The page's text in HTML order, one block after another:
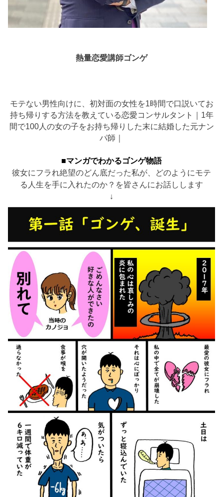
熱量恋愛講師ゴンゲ
モテない男性向けに、初対面の女性を1時間で口説いてお
持ち帰りする方法を教えている恋愛コンサルタント｜1年
間で100人の女の子をお持ち帰りした末に結婚した元ナン
パ師｜
■マンガでわかるゴンゲ物語
彼女にフラれ絶望のどん底だった私が、どのようにモテ
る人生を手に入れたのか？を皆さんにお話しします
↓